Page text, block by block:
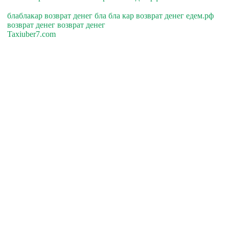
блаблакар возврат денег бла бла кар возврат денег едем.рф
возврат денег возврат денег
Taxiuber7.com